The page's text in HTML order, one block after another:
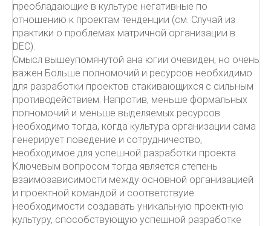
преобладающие в культуре негативные по
отношению к проектам тенденции (см. Случай из
практики о проблемах матричной организации в
DEC).
Смысл вышеупомянутой ана югии очевиден, но очень
важен Больше полномочий и ресурсов необхидимо
для разработки проектов стакивающихся с сильным
противодействием. Напротив, меньше формальных
полномочий и меньше выделяемых ресурсов
необходимо тогда, когда культура организации сама
генерирует поведение и сотрудничество,
необходимое для успешной разработки проекта.
Ключевым вопросом тогда является степень
взаимозависимости между основной организацией
и проектной командой и соответствуие
необходимости создавать уникальную проектную
культуру, способствующую успешной разработке